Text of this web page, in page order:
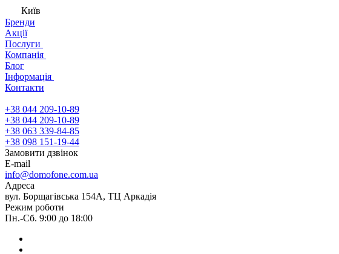
Київ
Бренди
Акції
Послуги
Компанія
Блог
Інформація
Контакти
+38 044 209-10-89
+38 044 209-10-89
+38 063 339-84-85
+38 098 151-19-44
Замовити дзвінок
E-mail
info@domofone.com.ua
Адреса
вул. Борщагівська 154А, ТЦ Аркадія
Режим роботи
Пн.-Сб. 9:00 до 18:00